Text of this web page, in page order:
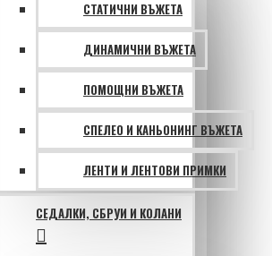
СТАТИЧНИ ВЪЖЕТА
ДИНАМИЧНИ ВЪЖЕТА
ПОМОЩНИ ВЪЖЕТА
СПЕЛЕО И КАНЬОНИНГ ВЪЖЕТА
ЛЕНТИ И ЛЕНТОВИ ПРИМКИ
СЕДАЛКИ, СБРУИ И КОЛАНИ